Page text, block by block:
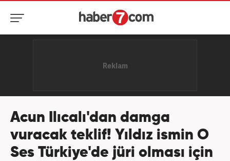
Acun Ilıcalı'dan damga
vuracak teklif! Yıldız ismin O
Ses Türkiye'de jüri olması için